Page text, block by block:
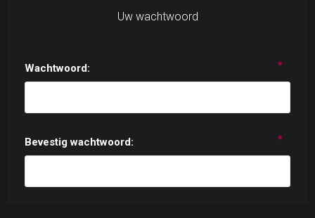
Uw wachtwoord
Wachtwoord: *
Bevestig wachtwoord: *